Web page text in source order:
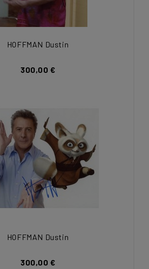
HOFFMAN Dustin
300,00 €
HOFFMAN Dustin
300,00 €